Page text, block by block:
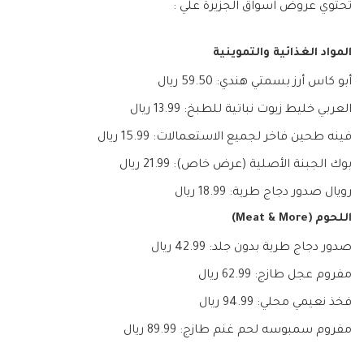
تحتوي عروض اسواق الجزيرة علي :
المواد الغذائية والتموينية
أبو كاس أرز بسمتي هندي: 59.50 ريال
العربي خليط زيوت نباتية للطبخ: 13.99 ريال
فينه طحين فاخر لجميع الاستعمالات: 15.99 ريال
بوك الجبنة الأصلية (عرض خاص): 21.99 ريال
رويال صدور دجاج طرية: 18.99 ريال
اللحوم (Meat & More)
صدور دجاج طرية بدون جلد: 42.99 ريال
مفروم عجل طازج: 62.99 ريال
فخذ نعيمي محلي: 94.99 ريال
مفروم سمبوسه لحم غنم طازج: 89.99 ريال